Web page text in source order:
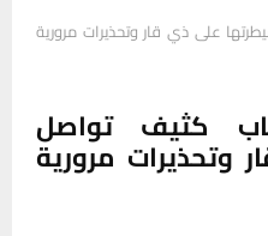
على ذي قار وتحذيرات مرورية
كثيف تواصل
وتحذيرات مرورية